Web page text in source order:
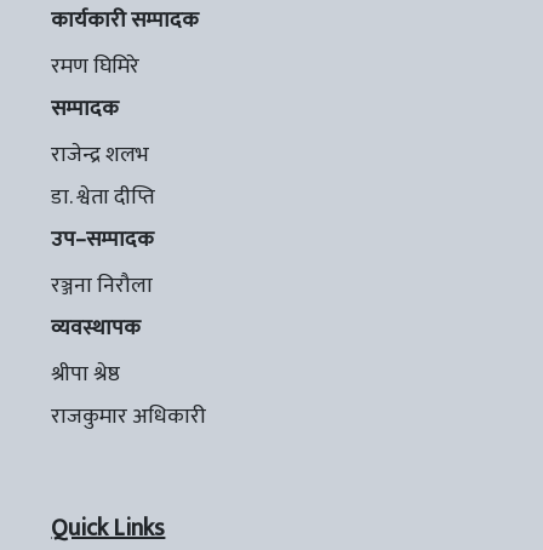
कार्यकारी सम्पादक
रमण घिमिरे
सम्पादक
राजेन्द्र शलभ
डा. श्वेता दीप्ति
उप–सम्पादक
रञ्जना निरौला
व्यवस्थापक
श्रीपा श्रेष्ठ
राजकुमार अधिकारी
Quick Links